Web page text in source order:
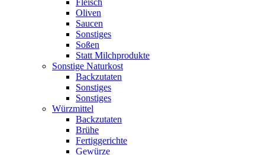
Fleisch
Oliven
Saucen
Sonstiges
Soßen
Statt Milchprodukte
Sonstige Naturkost
Backzutaten
Sonstiges
Sonstiges
Würzmittel
Backzutaten
Brühe
Fertiggerichte
Gewürze